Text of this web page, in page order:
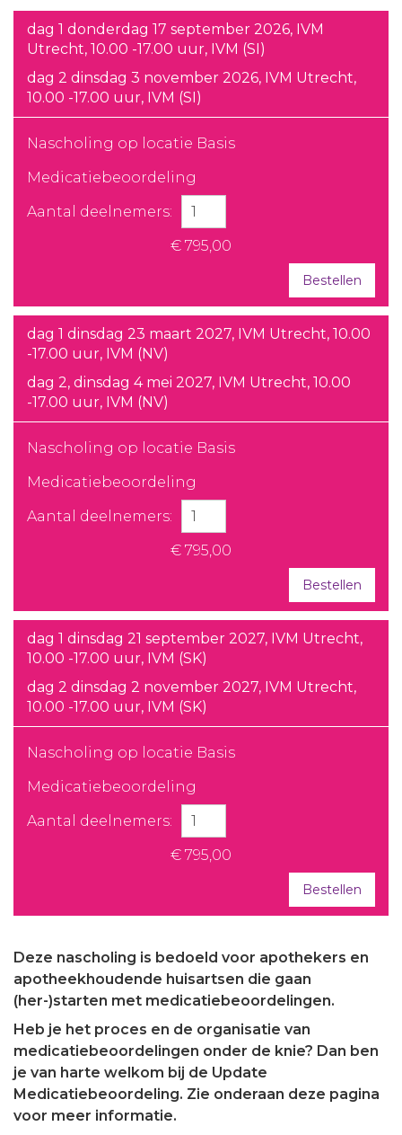
dag 1 donderdag 17 september 2026, IVM
Utrecht, 10.00 -17.00 uur, IVM (SI)
dag 2 dinsdag 3 november 2026, IVM Utrecht,
10.00 -17.00 uur, IVM (SI)
Nascholing op locatie Basis
Medicatiebeoordeling
Aantal deelnemers:
€ 795,00
Bestellen
dag 1 dinsdag 23 maart 2027, IVM Utrecht, 10.00
-17.00 uur, IVM (NV)
dag 2, dinsdag 4 mei 2027, IVM Utrecht, 10.00
-17.00 uur, IVM (NV)
Nascholing op locatie Basis
Medicatiebeoordeling
Aantal deelnemers:
€ 795,00
Bestellen
dag 1 dinsdag 21 september 2027, IVM Utrecht,
10.00 -17.00 uur, IVM (SK)
dag 2 dinsdag 2 november 2027, IVM Utrecht,
10.00 -17.00 uur, IVM (SK)
Nascholing op locatie Basis
Medicatiebeoordeling
Aantal deelnemers:
€ 795,00
Bestellen
Deze nascholing is bedoeld voor apothekers en
apotheekhoudende huisartsen die gaan
(her-)starten met medicatiebeoordelingen.
Heb je het proces en de organisatie van
medicatiebeoordelingen onder de knie? Dan ben
je van harte welkom bij de Update
Medicatiebeoordeling. Zie onderaan deze pagina
voor meer informatie.